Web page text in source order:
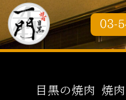
03-
目黒の焼肉 焼